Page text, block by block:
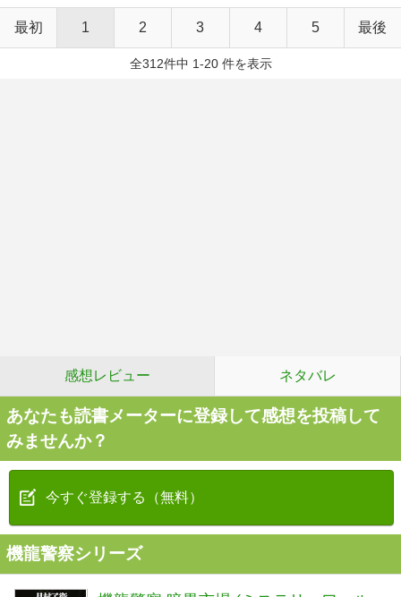
最初 1 2 3 4 5 最後
全312件中 1-20 件を表示
感想レビュー ネタバレ
あなたも読書メーターに登録して感想を投稿して
みませんか？
今すぐ登録する（無料）
機龍警察シリーズ